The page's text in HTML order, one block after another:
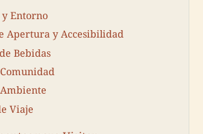
Entorno
Apertura y Accesibilidad
Bebidas
Viaje